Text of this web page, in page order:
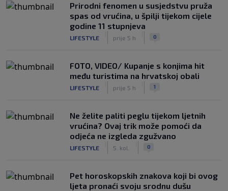
Prirodni fenomen u susjedstvu pruža
spas od vrućina, u špilji tijekom cijele
godine 11 stupnjeva
LIFESTYLE prije 5 h 0
FOTO, VIDEO/ Kupanje s konjima hit
među turistima na hrvatskoj obali
LIFESTYLE prije 5 h 1
Ne želite paliti peglu tijekom ljetnih
vrućina? Ovaj trik može pomoći da
odjeća ne izgleda zgužvano
LIFESTYLE 5. kol. 0
Pet horoskopskih znakova koji bi ovog
ljeta pronaći svoju srodnu dušu